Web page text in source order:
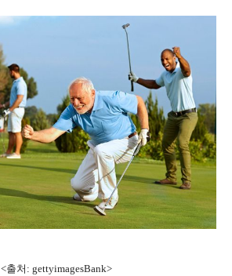
<출처: gettyimagesBank>